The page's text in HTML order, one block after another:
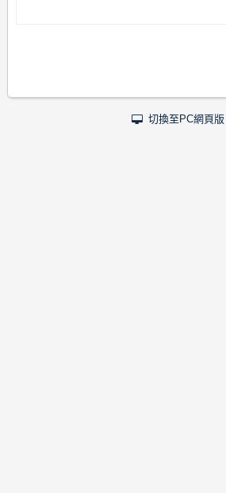
切換至PC網頁版